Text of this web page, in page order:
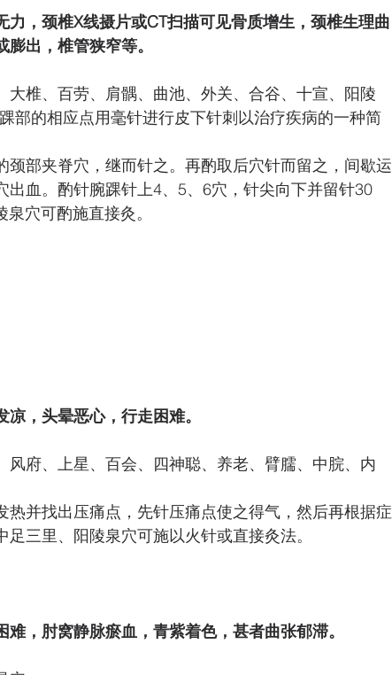
，颈椎X线摄片或CT扫描可见骨质增生，颈椎生理曲
出，椎管狭窄等。
大椎、百劳、肩髃、曲池、外关、合谷、十宣、阳陵
部的相应点用毫针进行皮下针刺以治疗疾病的一种简
颈部夹脊穴，继而针之。再酌取后穴针而留之，间歇运
血。酌针腕踝针上4、5、6穴，针尖向下并留针30
穴可酌施直接灸。
，头晕恶心，行走困难。
风府、上星、百会、四神聪、养老、臂臑、中脘、内
热并找出压痛点，先针压痛点使之得气，然后再根据症
三里、阳陵泉穴可施以火针或直接灸法。
，肘窝静脉瘀血，青紫着色，甚者曲张郁滞。